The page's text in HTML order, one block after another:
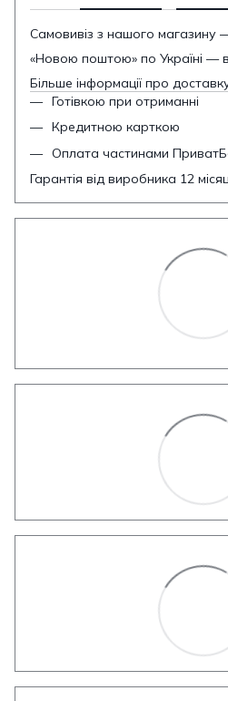
Самовивіз з нашого магазину
«Новою поштою» по Україні —
Більше інформації про
Готівкою при отриманні
Кредитною карткою
Оплата частинами
Гарантія від виробника 12